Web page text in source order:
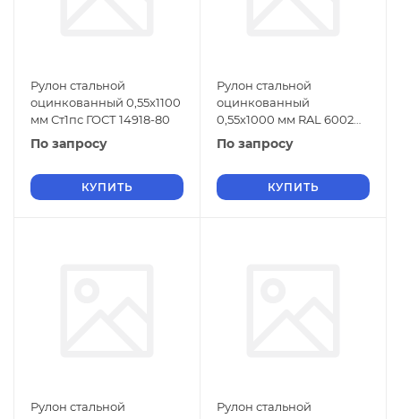
Рулон стальной
оцинкованный 0,55х1100
мм Ст1пс ГОСТ 14918-80
По запросу
КУПИТЬ
Рулон стальной
оцинкованный
0,55х1000 мм RAL 6002
Ст1пс ГОСТ 14918-80
По запросу
КУПИТЬ
Рулон стальной
Рулон стальной